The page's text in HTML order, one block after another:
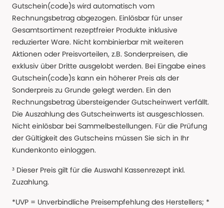
Gutschein(code)s wird automatisch vom
Rechnungsbetrag abgezogen. Einlösbar für unser
Gesamtsortiment rezeptfreier Produkte inklusive
reduzierter Ware. Nicht kombinierbar mit weiteren
Aktionen oder Preisvorteilen, z.B. Sonderpreisen, die
exklusiv über Dritte ausgelobt werden. Bei Eingabe eines
Gutschein(code)s kann ein höherer Preis als der
Sonderpreis zu Grunde gelegt werden. Ein den
Rechnungsbetrag übersteigender Gutscheinwert verfällt.
Die Auszahlung des Gutscheinwerts ist ausgeschlossen.
Nicht einlösbar bei Sammelbestellungen. Für die Prüfung
der Gültigkeit des Gutscheins müssen Sie sich in Ihr
Kundenkonto einloggen.
³ Dieser Preis gilt für die Auswahl Kassenrezept inkl.
Zuzahlung.
*UVP = Unverbindliche Preisempfehlung des Herstellers; *